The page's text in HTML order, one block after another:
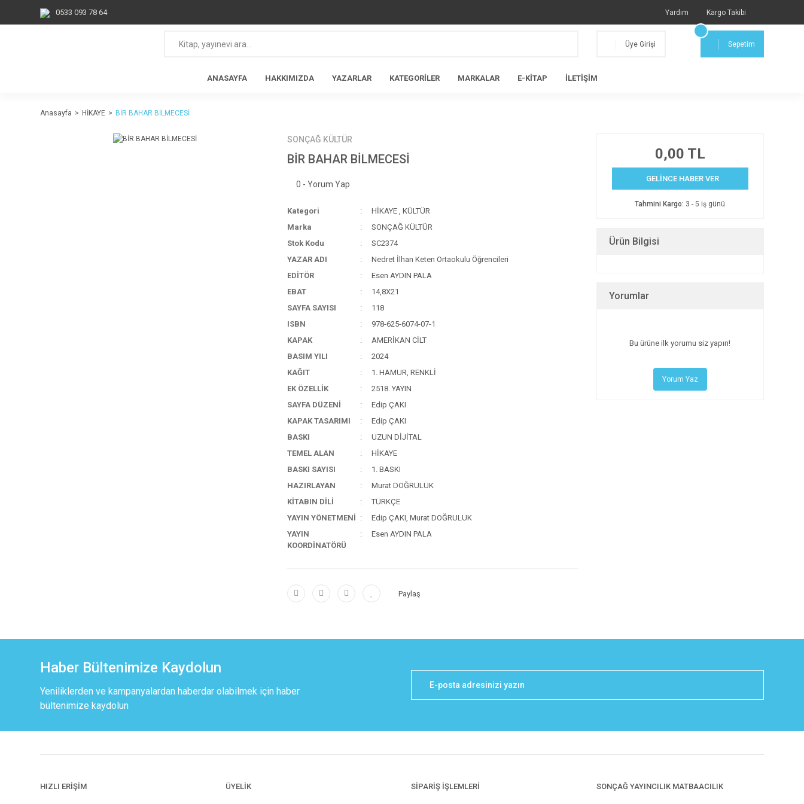
0533 093 78 64 Yardım Kargo Takibi
Üye Girişi Sepetim
ANASAYFA HAKKIMIZDA YAZARLAR KATEGORİLER MARKALAR E-KİTAP İLETİŞİM
Anasayfa HİKAYE BİR BAHAR BİLMECESİ
SONÇAĞ KÜLTÜR
BİR BAHAR BİLMECESİ
0 - Yorum Yap
Kategori HİKAYE , KÜLTÜR
Marka
SONÇAĞ KÜLTÜR
Stok Kodu
SC2374
YAZAR ADI
Nedret İlhan Keten Ortaokulu Öğrencileri
EDİTÖR
Esen AYDIN PALA
EBAT
14,8X21
SAYFA SAYISI
118
ISBN
978-625-6074-07-1
KAPAK
AMERİKAN CİLT
BASIM YILI
2024
KAĞIT
1. HAMUR, RENKLİ
EK ÖZELLİK
2518. YAYIN
SAYFA DÜZENİ
Edip ÇAKI
KAPAK TASARIMI
Edip ÇAKI
BASKI
UZUN DİJİTAL
TEMEL ALAN
HİKAYE
BASKI SAYISI
1. BASKI
HAZIRLAYAN
Murat DOĞRULUK
KİTABIN DİLİ
TÜRKÇE
YAYIN YÖNETMENİ
Edip ÇAKI, Murat DOĞRULUK
YAYIN
KOORDİNATÖRÜ
Esen AYDIN PALA
Paylaş
0,00 TL
GELİNCE HABER VER
Tahmini Kargo: 3 - 5 iş günü
Ürün Bilgisi
Yorumlar
Bu ürüne ilk yorumu siz yapın!
Yorum Yaz
Haber Bültenimize Kaydolun
Yeniliklerden ve kampanyalardan haberdar olabilmek için haber
bültenimize kaydolun
HIZLI ERİŞİM ÜYELİK SİPARİŞ İŞLEMLERİ SONÇAĞ YAYINCILIK MATBAACILIK